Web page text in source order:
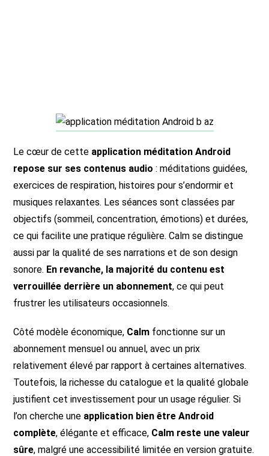
Le cœur de cette application méditation Android
repose sur ses contenus audio : méditations guidées,
exercices de respiration, histoires pour s’endormir et
musiques relaxantes. Les séances sont classées par
objectifs (sommeil, concentration, émotions) et durées,
ce qui facilite une pratique régulière. Calm se distingue
aussi par la qualité de ses narrations et de son design
sonore. En revanche, la majorité du contenu est
verrouillée derrière un abonnement, ce qui peut
frustrer les utilisateurs occasionnels.
Côté modèle économique, Calm fonctionne sur un
abonnement mensuel ou annuel, avec un prix
relativement élevé par rapport à certaines alternatives.
Toutefois, la richesse du catalogue et la qualité globale
justifient cet investissement pour un usage régulier. Si
l’on cherche une application bien être Android
complète, élégante et efficace, Calm reste une valeur
sûre, malgré une accessibilité limitée en version gratuite.